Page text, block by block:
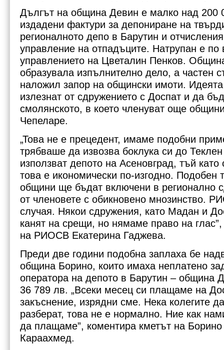
Дългът на община Девин е малко над 200
издадени фактури за депониране на
регионалното депо в Барутин и
управление на отпадъците. Натрупан е по
управлението на Цветалин Пенков.
образувала изпълнително дело, а частен
наложил запор на общински имоти.
излезнат от сдружението с Доспат и да
смолянското, в което членуват още
Чепеларе.
„Това не е прецедент, имаме подобни
трябваше да извозва боклука си до
използват депото на Асеновград, тъй
това е икономически по-изгодно. Подобен
общини ще бъдат включени в регионално
от членовете с обикновено мнозинство.
случая. Някои сдружения, като Мадан и
канят на срещи, но нямаме право на
на РИОСВ Екатерина Гаджева.
Преди две години подобна заплаха бе
община Борино, които имаха неплатено
оператора на депото в Барутин – община
36 789 лв. „Всеки месец си плащаме на
закъснение, изрядни сме. Нека колегите
разберат, това не е нормално. Ние как
да плащаме”, коментира кметът на
Караахмед.